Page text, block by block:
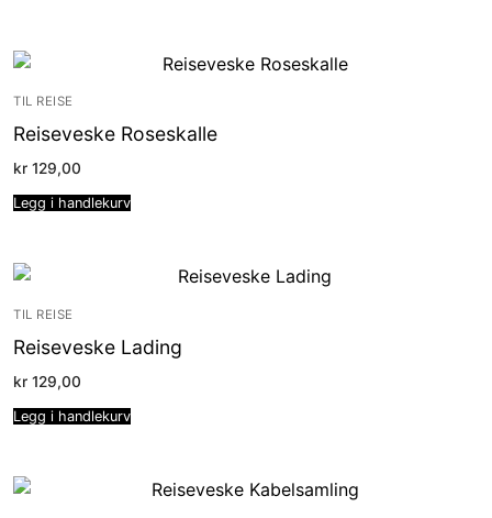
TIL REISE
Reiseveske Roseskalle
kr 129,00
Legg i handlekurv
TIL REISE
Reiseveske Lading
kr 129,00
Legg i handlekurv